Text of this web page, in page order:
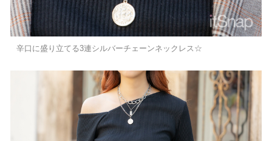
辛口に盛り立てる3連シルバーチェーンネックレス☆